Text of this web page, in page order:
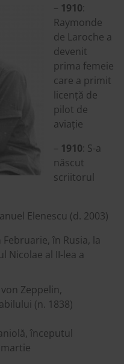
– 1910:
Raymonde
de Laroche a
devenit
prima femeie
care a primit
licență de
pilot de
aviație
– 1910: S-a
născut
scriitorul
Elenescu (d. 2003)
în Rusia, la
Nicolae al II-lea a
Zeppelin,
(n. 1838)
începutul